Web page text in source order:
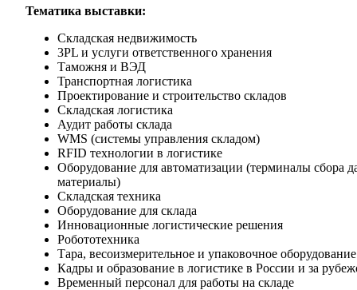
Тематика выставки:
Складская недвижимость
3PL и услуги ответственного хранения
Таможня и ВЭД
Транспортная логистика
Проектирование и строительство складов
Складская логистика
Аудит работы склада
WMS (системы управления складом)
RFID технологии в логистике
Оборудование для автоматизации (терминалы сбора
материалы)
Складская техника
Оборудование для склада
Инновационные логистические решения
Робототехника
Тара, весоизмерительное и упаковочное оборудование
Кадры и образование в логистике в России и за
Временный персонал для работы на складе